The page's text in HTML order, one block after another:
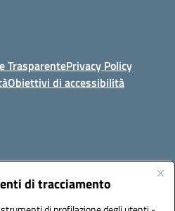
di tracciamento
TrasparentePrivacy Policy
Obiettivi di accessibilità
Casapulla (CE)